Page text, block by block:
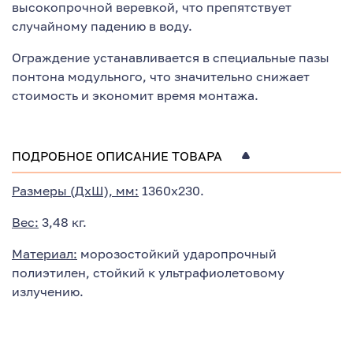
высокопрочной веревкой, что препятствует
случайному падению в воду.
Ограждение устанавливается в специальные пазы
понтона модульного, что значительно снижает
стоимость и экономит время монтажа.
ПОДРОБНОЕ ОПИСАНИЕ ТОВАРА
Размеры (ДхШ), мм: 1360х230.
Вес: 3,48 кг.
Материал: морозостойкий ударопрочный
полиэтилен, стойкий к ультрафиолетовому
излучению.